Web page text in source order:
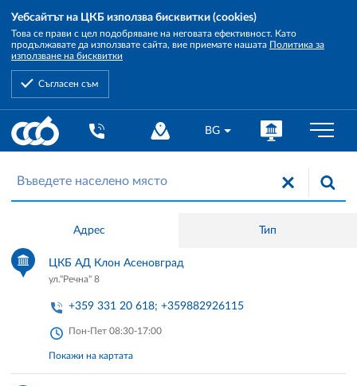
Уебсайтът на ЦКБ използва бисквитки (cookies)
Това се прави с цел подобряване на неговата ефективност. Като
продължавате да използвате сайта, вие приемате нашата Политика за
използване на бисквитки
Съгласен съм
Central
Cooperative
Bank
BG
Адрес Тип
ЦКБ АД Клон Асеновград
ул."Речна" 8
+359 331 20 618; +359882926115
Пон-Пет 08:30-17:00
Покажи на картата